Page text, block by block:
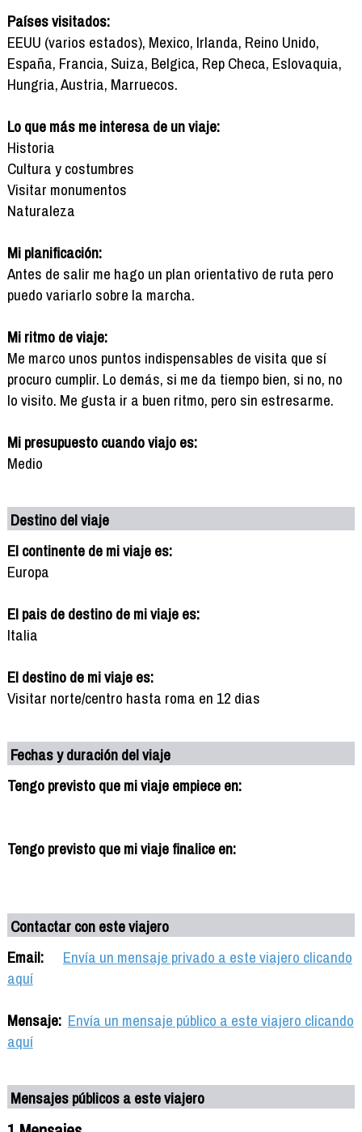
Países visitados:
EEUU (varios estados), Mexico, Irlanda, Reino Unido,
España, Francia, Suiza, Belgica, Rep Checa, Eslovaquia,
Hungria, Austria, Marruecos.
Lo que más me interesa de un viaje:
Historia
Cultura y costumbres
Visitar monumentos
Naturaleza
Mi planificación:
Antes de salir me hago un plan orientativo de ruta pero
puedo variarlo sobre la marcha.
Mi ritmo de viaje:
Me marco unos puntos indispensables de visita que sí
procuro cumplir. Lo demás, si me da tiempo bien, si no, no
lo visito. Me gusta ir a buen ritmo, pero sin estresarme.
Mi presupuesto cuando viajo es:
Medio
Destino del viaje
El continente de mi viaje es:
Europa
El pais de destino de mi viaje es:
Italia
El destino de mi viaje es:
Visitar norte/centro hasta roma en 12 dias
Fechas y duración del viaje
Tengo previsto que mi viaje empiece en:
Tengo previsto que mi viaje finalice en:
Contactar con este viajero
Email:
Envía un mensaje privado a este viajero clicando
aquí
Mensaje: Envía un mensaje público a este viajero clicando
aquí
Mensajes públicos a este viajero